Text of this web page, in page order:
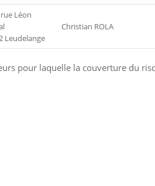
rue Léon
Leudelange
Christian ROLA
pour laquelle la couverture du